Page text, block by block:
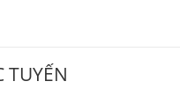
TUYẾN